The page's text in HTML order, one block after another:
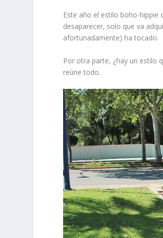
Este año el estilo boho-hippie
desaparecer, solo que va
afortunadamente) ha tocado.
Por otra parte, ¿hay un estilo
reúne todo.